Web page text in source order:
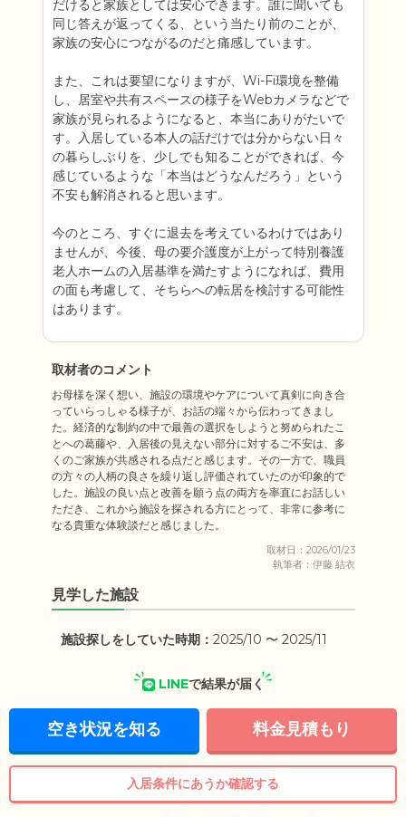
だけると家族としては安心できます。誰に聞いても
同じ答えが返ってくる、という当たり前のことが、
家族の安心につながるのだと痛感しています。
また、これは要望になりますが、Wi-Fi環境を整備
し、居室や共有スペースの様子をWebカメラなどで
家族が見られるようになると、本当にありがたいで
す。入居している本人の話だけでは分からない日々
の暮らしぶりを、少しでも知ることができれば、今
感じているような「本当はどうなんだろう」という
不安も解消されると思います。
今のところ、すぐに退去を考えているわけではあり
ませんが、今後、母の要介護度が上がって特別養護
老人ホームの入居基準を満たすようになれば、費用
の面も考慮して、そちらへの転居を検討する可能性
はあります。
取材者のコメント
お母様を深く想い、施設の環境やケアについて真剣に向き合
っていらっしゃる様子が、お話の端々から伝わってきまし
た。経済的な制約の中で最善の選択をしようと努められたこ
とへの葛藤や、入居後の見えない部分に対するご不安は、多
くのご家族が共感される点だと感じます。その一方で、職員
の方々の人柄の良さを繰り返し評価されていたのが印象的で
した。施設の良い点と改善を願う点の両方を率直にお話しい
ただき、これから施設を探される方にとって、非常に参考に
なる貴重な体験談だと感じました。
取材日：2026/01/23
執筆者：伊藤 結衣
見学した施設
施設探しをしていた時期： 2025/10 〜 2025/11
LINEで結果が届く
空き状況を知る 料金見積もり
入居条件にあうか確認する